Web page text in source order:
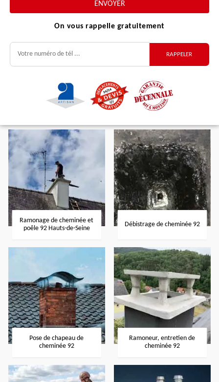
On vous rappelle gratuitement
Ramonage de cheminée et
poêle 92 Hauts-de-Seine
Débistrage de cheminée 92
Pose de chapeau de
cheminée 92
Ramoneur, entretien de
cheminée 92